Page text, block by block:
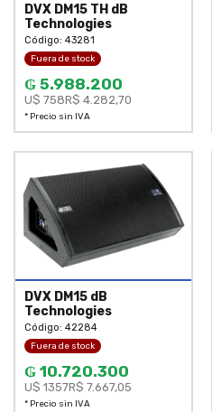
DVX DM15 TH dB
Technologies
Código: 43281
Fuera de stock
₲ 5.988.200
U$ 758R$ 4.282,70
* Precio sin IVA
DVX DM15 dB
Technologies
Código: 42284
Fuera de stock
₲ 10.720.300
U$ 1357R$ 7.667,05
* Precio sin IVA